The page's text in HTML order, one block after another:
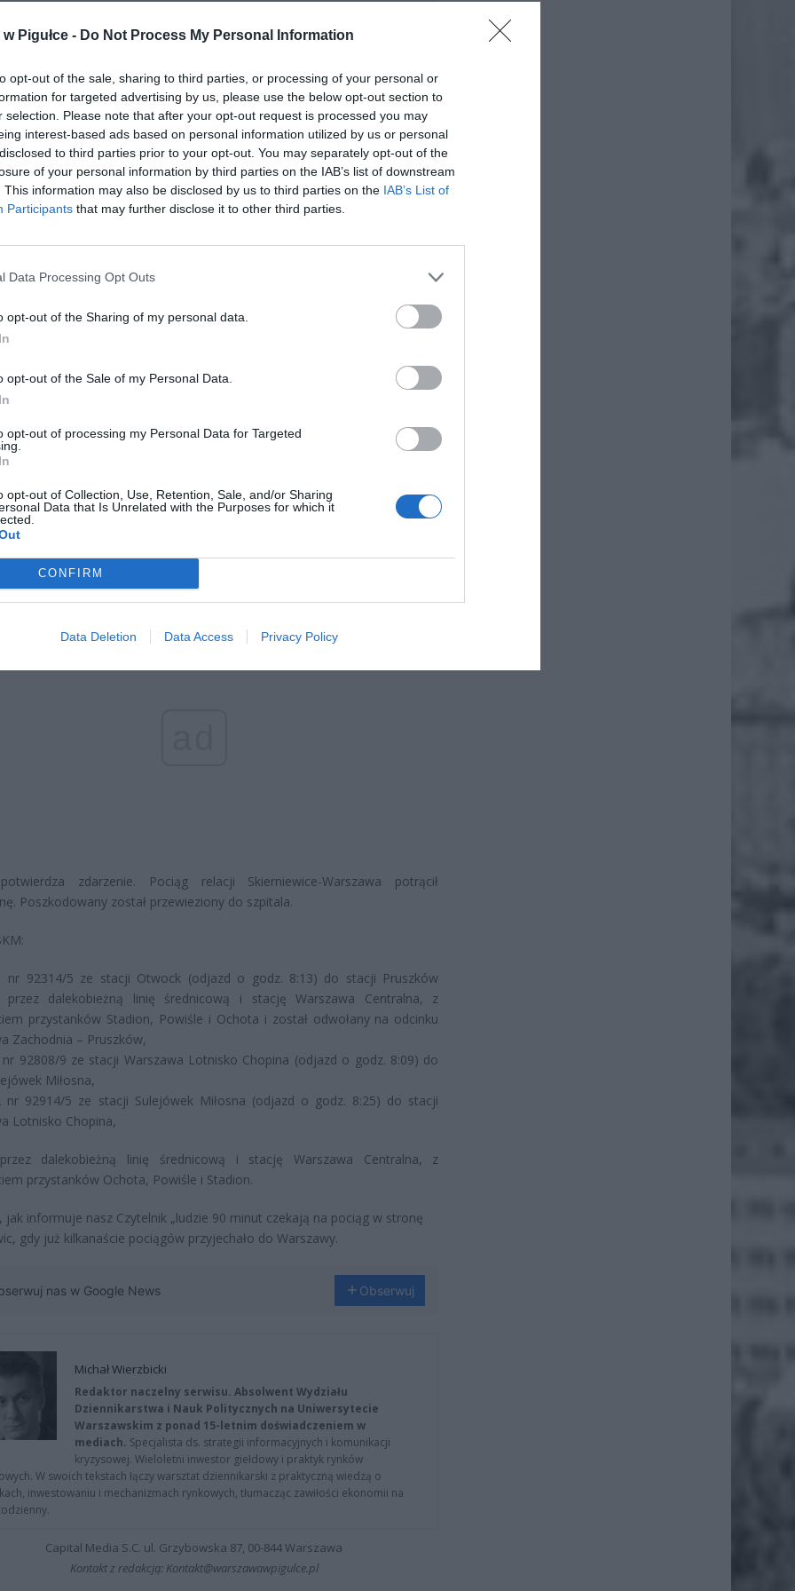
Pigułce - Do Not Process My Personal Information
opt-out of the sale, sharing to third parties, or processing of your personal or
for targeted advertising by us, please use the below opt-out section to
selection. Please note that after your opt-out request is processed you may
interest-based ads based on personal information utilized by us or personal
to third parties prior to your opt-out. You may separately opt-out of the
of your personal information by third parties on the IAB’s list of downstream
This information may also be disclosed by us to third parties on the IAB’s List of
Participants that may further disclose it to other third parties.
Data Processing Opt Outs
opt-out of the Sharing of my personal data.
opt-out of the Sale of my Personal Data.
opt-out of processing my Personal Data for Targeted
opt-out of Collection, Use, Retention, Sale, and/or Sharing
Data that Is Unrelated with the Purposes for which it
CONFIRM
Data Deletion Data Access Privacy Policy
3600 zł miesięcznie zamiast 800+. Nowa propozycja dla
dzieci do 3. roku życia
2026 19:29
podniesie próg 500 plus dla seniorów. Policzyliśmy, ile może
wypłata przy emeryturze od 2200 do 2700 zł
2026 19:14
zdarzenie. Pociąg relacji Skierniewice-Warszawa potrącił
Poszkodowany został przewieziony do szpitala.
nr 92314/5 ze stacji Otwock (odjazd o godz. 8:13) do stacji Pruszków
przez dalekobieżną linię średnicową i stację Warszawa Centralna, z
przystanków Stadion, Powiśle i Ochota i został odwołany na odcinku
Zachodnia – Pruszków,
nr 92808/9 ze stacji Warszawa Lotnisko Chopina (odjazd o godz. 8:09) do
Miłosna,
nr 92914/5 ze stacji Sulejówek Miłosna (odjazd o godz. 8:25) do stacji
Lotnisko Chopina,
dalekobieżną linię średnicową i stację Warszawa Centralna, z
przystanków Ochota, Powiśle i Stadion.
jak informuje nasz Czytelnik „ludzie 90 minut czekają na pociąg w stronę
gdy już kilkanaście pociągów przyjechało do Warszawy.
nas w Google News Obserwuj
Michał Wierzbicki
Redaktor naczelny serwisu. Absolwent Wydziału
Dziennikarstwa i Nauk Politycznych na Uniwersytecie
Warszawskim z ponad 15-letnim doświadczeniem w
mediach. Specjalista ds. strategii informacyjnych i komunikacji
kryzysowej. Wieloletni inwestor giełdowy i praktyk rynków
W swoich tekstach łączy warsztat dziennikarski z praktyczną wiedzą o
inwestowaniu i mechanizmach rynkowych, tłumacząc zawiłości ekonomii na
Capital Media S.C. ul. Grzybowska 87, 00-844 Warszawa
Kontakt z redakcją: Kontakt@warszawawpigulce.pl